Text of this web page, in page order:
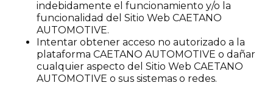
indebidamente el funcionamiento y/o la
funcionalidad del Sitio Web CAETANO
AUTOMOTIVE.
Intentar obtener acceso no autorizado a la
plataforma CAETANO AUTOMOTIVE o dañar
cualquier aspecto del Sitio Web CAETANO
AUTOMOTIVE o sus sistemas o redes.